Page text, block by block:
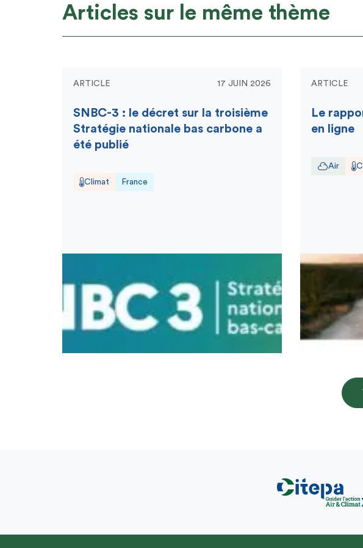
Articles sur le même thème
ARTICLE 17 JUIN 2026
SNBC-3 : le décret sur la troisième
Stratégie nationale bas carbone a
été publié
Climat France
ARTICLE
Le
en ligne
Air